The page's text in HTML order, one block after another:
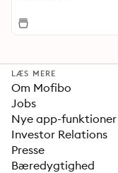
LÆS MERE
Om Mofibo
Jobs
Nye app-funktioner
Investor Relations
Presse
Bæredygtighed